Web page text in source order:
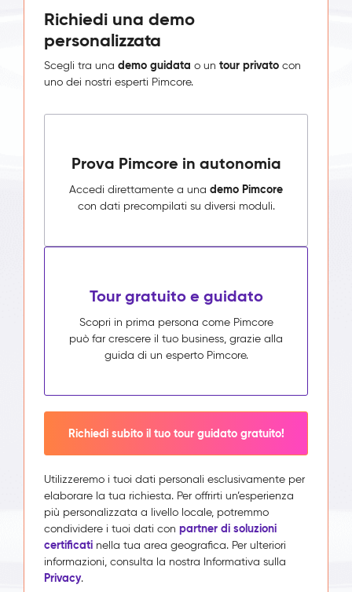
Richiedi una demo
personalizzata
Scegli tra una demo guidata o un tour privato con
uno dei nostri esperti Pimcore.
Prova Pimcore in autonomia
Accedi direttamente a una demo Pimcore
con dati precompilati su diversi moduli.
Tour gratuito e guidato
Scopri in prima persona come Pimcore
può far crescere il tuo business, grazie alla
guida di un esperto Pimcore.
Richiedi subito il tuo tour guidato gratuito!
Utilizzeremo i tuoi dati personali esclusivamente per
elaborare la tua richiesta. Per offrirti un’esperienza
più personalizzata a livello locale, potremmo
condividere i tuoi dati con partner di soluzioni
certificati nella tua area geografica. Per ulteriori
informazioni, consulta la nostra Informativa sulla
Privacy.